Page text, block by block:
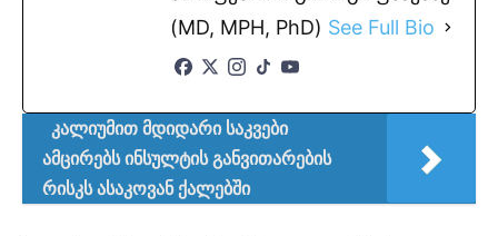
(MD, MPH, PhD) See Full Bio
კალიუმით მდიდარი საკვები
ამცირებს ინსულტის განვითარების
რისკს ასაკოვან ქალებში